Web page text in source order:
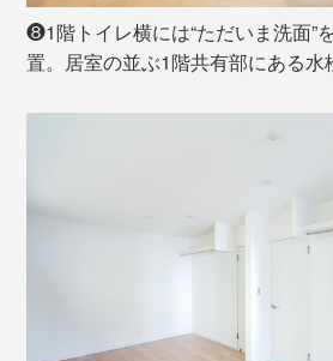
❽1階トイレ横には“ただいま洗面”
置。居室の並ぶ1階共有部にある水